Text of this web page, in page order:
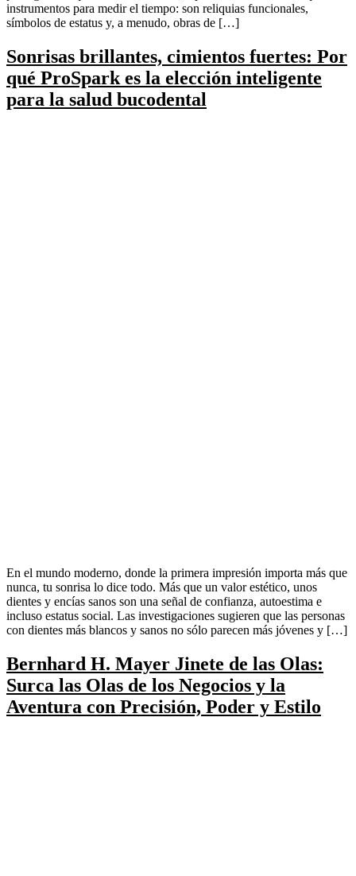
instrumentos para medir el tiempo: son reliquias funcionales,
símbolos de estatus y, a menudo, obras de […]
Sonrisas brillantes, cimientos fuertes: Por
qué ProSpark es la elección inteligente
para la salud bucodental
En el mundo moderno, donde la primera impresión importa más que
nunca, tu sonrisa lo dice todo. Más que un valor estético, unos
dientes y encías sanos son una señal de confianza, autoestima e
incluso estatus social. Las investigaciones sugieren que las personas
con dientes más blancos y sanos no sólo parecen más jóvenes y […]
Bernhard H. Mayer Jinete de las Olas:
Surca las Olas de los Negocios y la
Aventura con Precisión, Poder y Estilo